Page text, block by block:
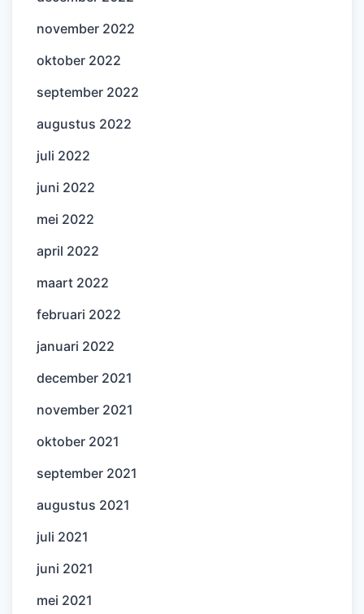
november 2022
oktober 2022
september 2022
augustus 2022
juli 2022
juni 2022
mei 2022
april 2022
maart 2022
februari 2022
januari 2022
december 2021
november 2021
oktober 2021
september 2021
augustus 2021
juli 2021
juni 2021
mei 2021